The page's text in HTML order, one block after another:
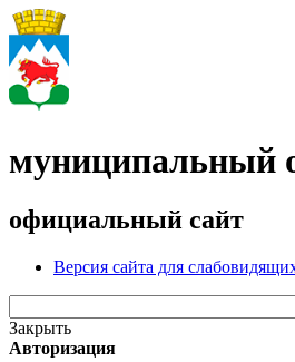
официальный сайт
Версия сайта для
Закрыть
Авторизация